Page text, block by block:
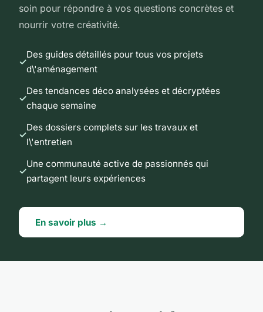
soin pour répondre à vos questions concrètes et
nourrir votre créativité.
Des guides détaillés pour tous vos projets
d\'aménagement
Des tendances déco analysées et décryptées
chaque semaine
Des dossiers complets sur les travaux et
l\'entretien
Une communauté active de passionnés qui
partagent leurs expériences
En savoir plus →